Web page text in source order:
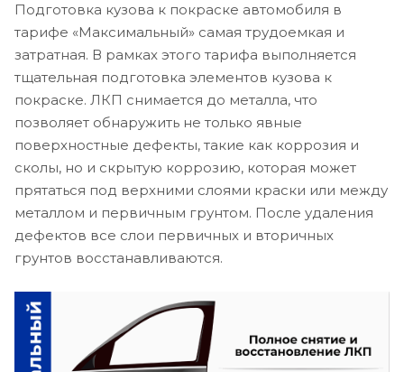
Подготовка кузова к покраске автомобиля в
тарифе «Максимальный» самая трудоемкая и
затратная. В рамках этого тарифа выполняется
тщательная подготовка элементов кузова к
покраске. ЛКП снимается до металла, что
позволяет обнаружить не только явные
поверхностные дефекты, такие как коррозия и
сколы, но и скрытую коррозию, которая может
прятаться под верхними слоями краски или между
металлом и первичным грунтом. После удаления
дефектов все слои первичных и вторичных
грунтов восстанавливаются.